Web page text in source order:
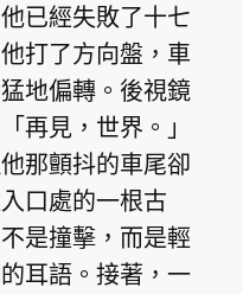
已經失敗了十七
打了方向盤，車
地偏轉。後視鏡
再見，世界。」
那顫抖的車尾卻
口處的一根古
是撞擊，而是輕
耳語。接著，一